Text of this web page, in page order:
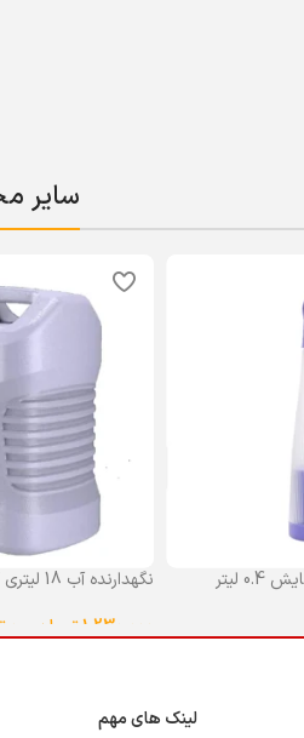
سایر
نگهدارنده آب 18 لیتری کیش ترموس کد 047
1,230,000تومان
لینک های مهم